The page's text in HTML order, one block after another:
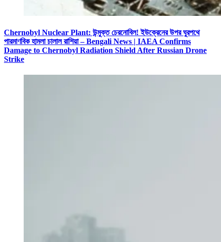
Chernobyl Nuclear Plant: উন্মুক্ত চেরনোবিল! ইউক্রেনের উপর ঘুরপথে
পারমাণবিক হামলা চালাল রাশিয়া – Bengali News | IAEA Confirms
Damage to Chernobyl Radiation Shield After Russian Drone
Strike